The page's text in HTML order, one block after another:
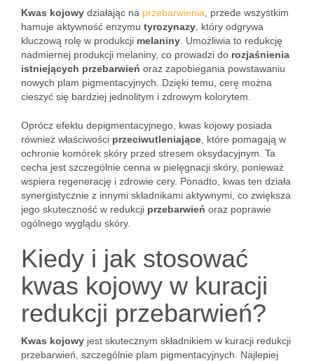
Kwas kojowy działając na przebarwienia , przede wszystkim
hamuje aktywność enzymu tyrozynazy , który odgrywa
kluczową rolę w produkcji melaniny . Umożliwia to redukcję
nadmiernej produkcji melaniny, co prowadzi do rozjaśnienia
istniejących przebarwień oraz zapobiegania powstawaniu
nowych plam pigmentacyjnych. Dzięki temu, cerę można
cieszyć się bardziej jednolitym i zdrowym kolorytem.
Oprócz efektu depigmentacyjnego, kwas kojowy posiada
również właściwości przeciwutleniające , które pomagają w
ochronie komórek skóry przed stresem oksydacyjnym. Ta
cecha jest szczególnie cenna w pielęgnacji skóry, ponieważ
wspiera regenerację i zdrowie cery. Ponadto, kwas ten działa
synergistycznie z innymi składnikami aktywnymi, co zwiększa
jego skuteczność w redukcji przebarwień oraz poprawie
ogólnego wyglądu skóry.
Kiedy i jak stosować
kwas kojowy w kuracji
redukcji przebarwień?
Kwas kojowy jest skutecznym składnikiem w kuracji redukcji
przebarwień, szczególnie plam pigmentacyjnych. Najlepiej